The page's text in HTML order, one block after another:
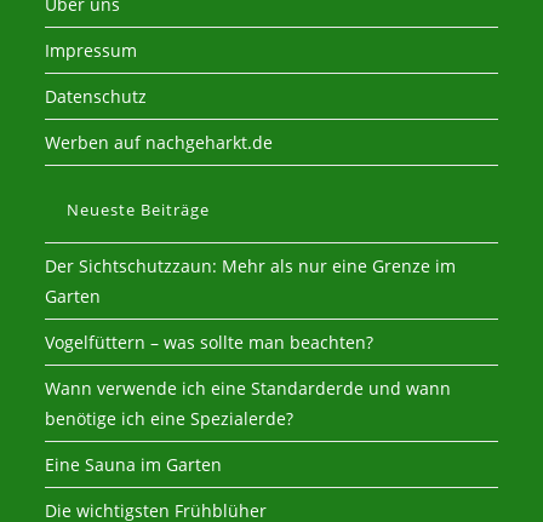
Impressum
Datenschutz
Werben auf nachgeharkt.de
Neueste Beiträge
Der Sichtschutzzaun: Mehr als nur eine Grenze im
Garten
Vogelfüttern – was sollte man beachten?
Wann verwende ich eine Standarderde und wann
benötige ich eine Spezialerde?
Eine Sauna im Garten
Die wichtigsten Frühblüher